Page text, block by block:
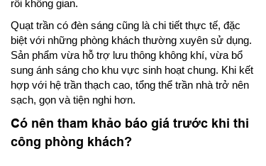
rối không gian.
Quạt trần có đèn sáng cũng là chi tiết thực tế, đặc
biệt với những phòng khách thường xuyên sử dụng.
Sản phẩm vừa hỗ trợ lưu thông không khí, vừa bổ
sung ánh sáng cho khu vực sinh hoạt chung. Khi kết
hợp với hệ trần thạch cao, tổng thể trần nhà trở nên
sạch, gọn và tiện nghi hơn.
Có nên tham khảo báo giá trước khi thi
công phòng khách?